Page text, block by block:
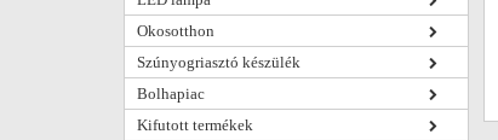
Okosotthon
Szúnyogriasztó készülék
Bolhapiac
Kifutott termékek